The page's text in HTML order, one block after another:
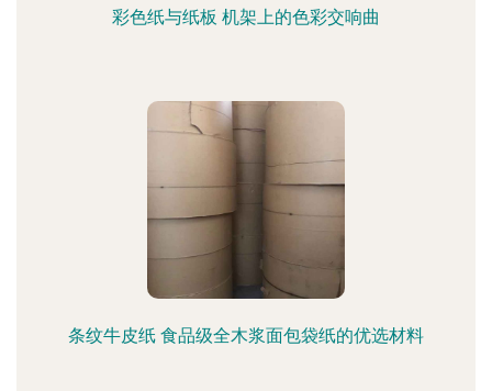
彩色纸与纸板 机架上的色彩交响曲
条纹牛皮纸 食品级全木浆面包袋纸的优选材料